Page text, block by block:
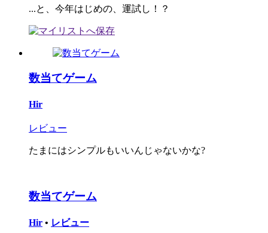
...と、今年はじめの、運試し！？
数当てゲーム
Hir
レビュー
たまにはシンプルもいいんじゃないかな?
数当てゲーム
Hir • レビュー